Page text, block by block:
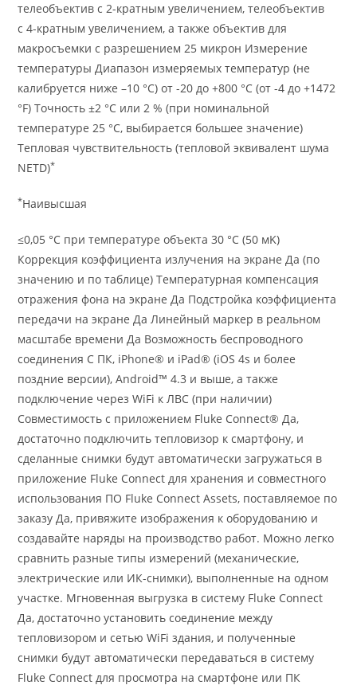
телеобъектив с 2-кратным увеличением, телеобъектив
с 4-кратным увеличением, а также объектив для
макросъемки с разрешением 25 микрон Измерение
температуры Диапазон измеряемых температур (не
калибруется ниже –10 °C) от -20 до +800 °C (от -4 до +1472
°F) Точность ±2 °C или 2 % (при номинальной
температуре 25 °C, выбирается большее значение)
Тепловая чувствительность (тепловой эквивалент шума
NETD)*
*Наивысшая
≤0,05 °C при температуре объекта 30 °C (50 мK)
Коррекция коэффициента излучения на экране Да (по
значению и по таблице) Температурная компенсация
отражения фона на экране Да Подстройка коэффициента
передачи на экране Да Линейный маркер в реальном
масштабе времени Да Возможность беспроводного
соединения С ПК, iPhone® и iPad® (iOS 4s и более
поздние версии), Android™ 4.3 и выше, а также
подключение через WiFi к ЛВС (при наличии)
Совместимость с приложением Fluke Connect® Да,
достаточно подключить тепловизор к смартфону, и
сделанные снимки будут автоматически загружаться в
приложение Fluke Connect для хранения и совместного
использования ПО Fluke Connect Assets, поставляемое по
заказу Да, привяжите изображения к оборудованию и
создавайте наряды на производство работ. Можно легко
сравнить разные типы измерений (механические,
электрические или ИК-снимки), выполненные на одном
участке. Мгновенная выгрузка в систему Fluke Connect
Да, достаточно установить соединение между
тепловизором и сетью WiFi здания, и полученные
снимки будут автоматически передаваться в систему
Fluke Connect для просмотра на смартфоне или ПК